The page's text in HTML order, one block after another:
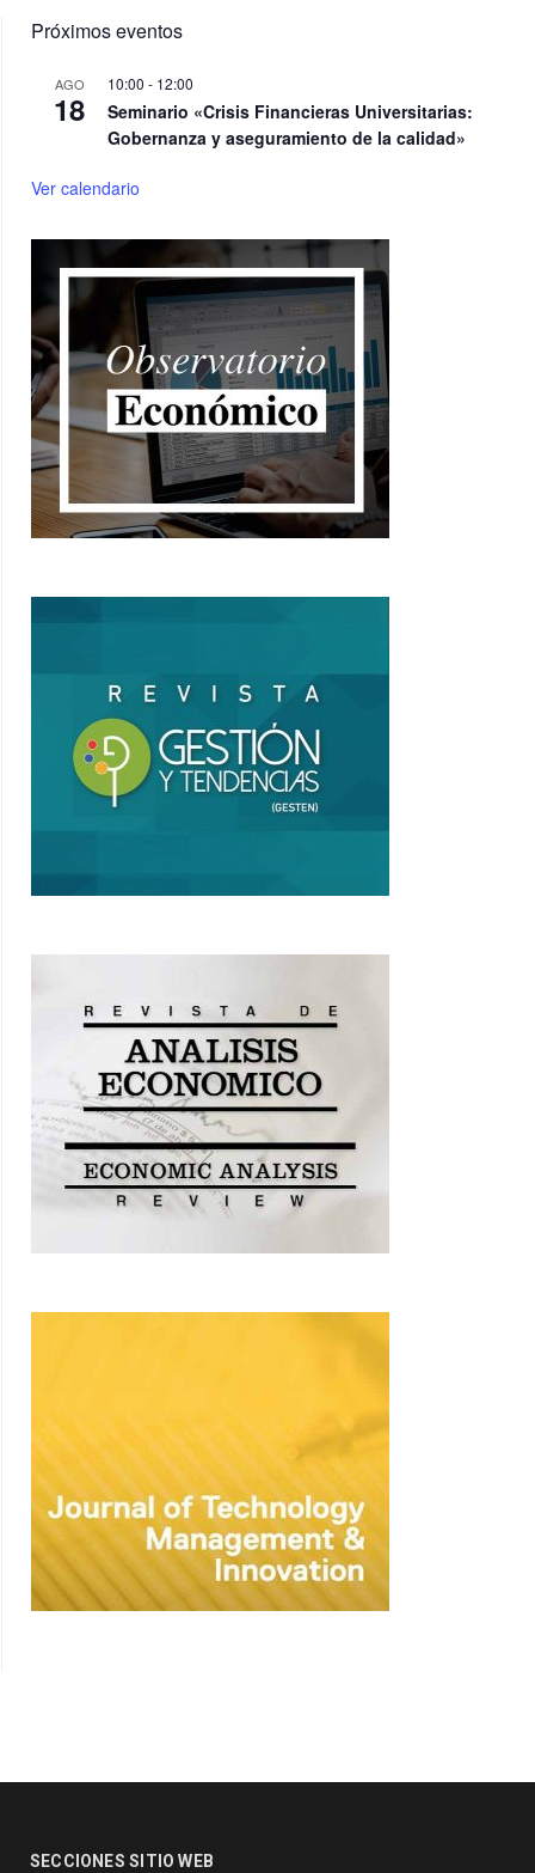
Próximos eventos
AGO
18
10:00 - 12:00
Seminario «Crisis Financieras Universitarias:
Gobernanza y aseguramiento de la calidad»
Ver calendario
SECCIONES SITIO WEB